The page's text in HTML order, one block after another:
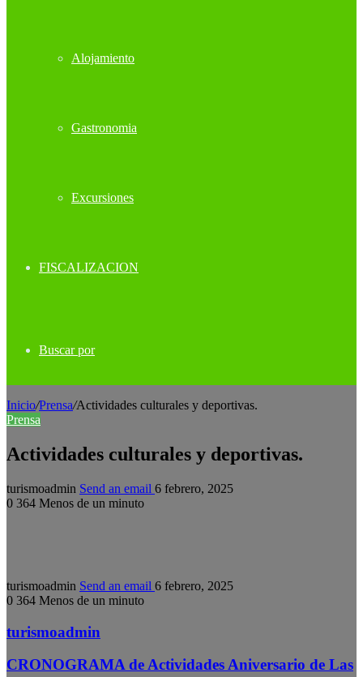
Alojamiento
Gastronomia
Excursiones
FISCALIZACION
Buscar por
Inicio/Prensa/Actividades culturales y deportivas.
Prensa
Actividades culturales y deportivas.
turismoadmin Send an email 6 febrero, 2025
0 364 Menos de un minuto
turismoadmin Send an email 6 febrero, 2025
0 364 Menos de un minuto
turismoadmin
CRONOGRAMA de Actividades Aniversario de Las